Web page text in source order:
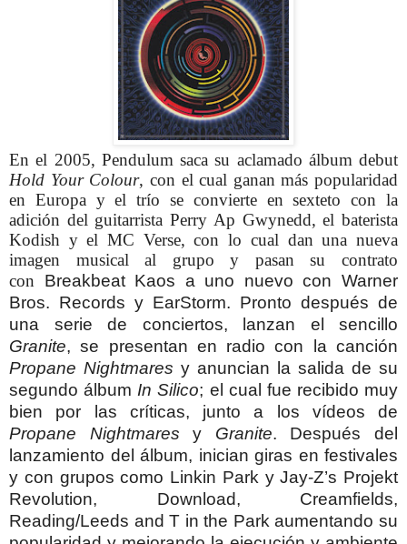
En el 2005, Pendulum saca su aclamado álbum debut
Hold Your Colour, con el cual ganan más popularidad
en Europa y el trío se convierte en sexteto con la
adición del guitarrista Perry Ap Gwynedd, el baterista
Kodish y el MC Verse, con lo cual dan una nueva
imagen musical al grupo y pasan su contrato
con Breakbeat Kaos a uno nuevocon Warner
Bros. Records y EarStorm. Pronto después de
una serie de conciertos, lanzan el sencillo
Granite, se presentan en radio con la canción
Propane Nightmares y anuncian la salida de su
segundo álbum In Silico; el cual fue recibido muy
bien por las críticas, junto a los vídeos de
Propane Nightmares y Granite. Después del
lanzamiento del álbum, inician giras en festivales
y con grupos como Linkin Park y Jay-Z’s Projekt
Revolution, Download, Creamfields,
Reading/Leeds and T in the Park aumentando su